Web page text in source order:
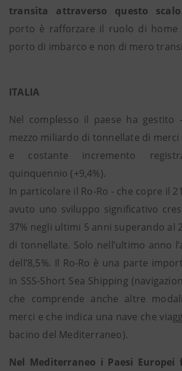
transita attraverso questo scalo
porto è rafforzare il ruolo di
porto di imbarco e non di mero
ITALIA
Nel complesso il paese ha
mezzo miliardo di tonnellate di
e costante incremento
quinquennio (+9,4%).
In particolare il Ro-Ro - che copre il
avuto uno sviluppo significativo
37% negli ultimi 5 anni superando al
di tonnellate. Solo nell’ultimo anno
dell’8,5%. Il Ro-Ro è una parte
in SSS-Short Sea Shipping
che comprende anche altre
merci e che indica una nave che
bacino del Mediterraneo).
Nel Mediterraneo i Paesi Europei